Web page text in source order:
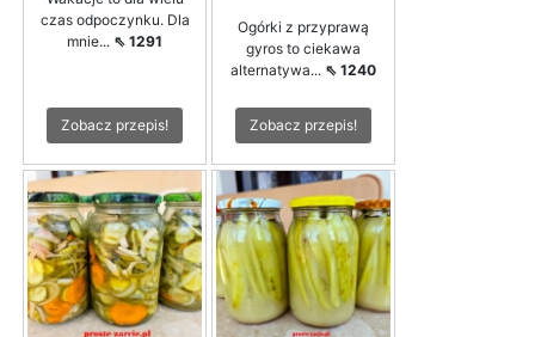
czas odpoczynku. Dla
mnie... ⇖ 1291
Zobacz przepis!
Ogórki z przyprawą
gyros to ciekawa
alternatywa... ⇖ 1240
Zobacz przepis!